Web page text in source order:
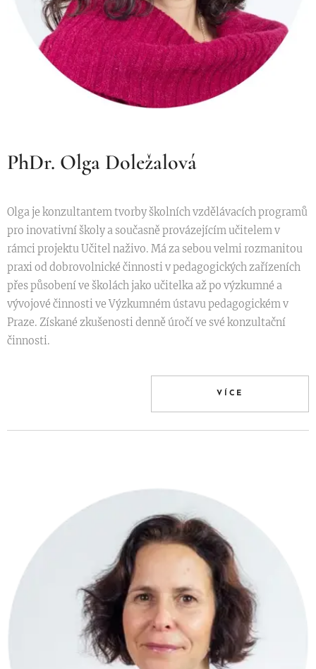
PhDr. Olga Doležalová
Olga je konzultantem tvorby školních vzdělávacích programů
pro inovativní školy a současně provázejícím učitelem v
rámci projektu Učitel naživo. Má za sebou velmi rozmanitou
praxi od dobrovolnické činnosti v pedagogických zařízeních
přes působení ve školách jako učitelka až po výzkumné a
vývojové činnosti ve Výzkumném ústavu pedagogickém v
Praze. Získané zkušenosti denně úročí ve své konzultační
činnosti.
VÍCE